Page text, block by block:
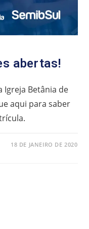
abertas!
Igreja Betânia de
aqui para saber
18 DE JANEIRO DE 2020